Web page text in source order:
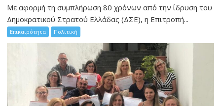
Με αφορμή τη συμπλήρωση 80 χρόνων από την ίδρυση του
Δημοκρατικού Στρατού Ελλάδας (ΔΣΕ), η Επιτροπή...
Επικαιρότητα Πολιτική